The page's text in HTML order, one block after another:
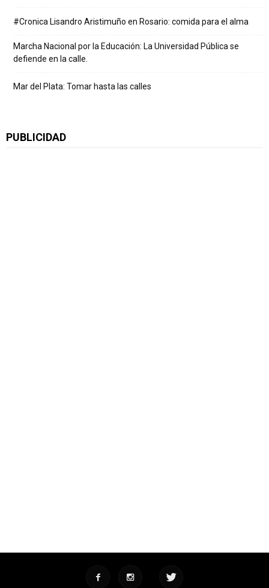
#Cronica Lisandro Aristimuño en Rosario: comida para el alma
Marcha Nacional por la Educación: La Universidad Pública se
defiende en la calle.
Mar del Plata: Tomar hasta las calles
PUBLICIDAD